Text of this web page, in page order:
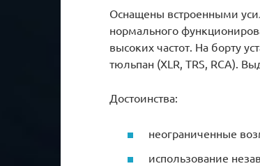
Оснащены встроенными
нормального
высоких частот. На борту
тюльпан (XLR, TRS, RCA).
Достоинства:
неограниченные
использование